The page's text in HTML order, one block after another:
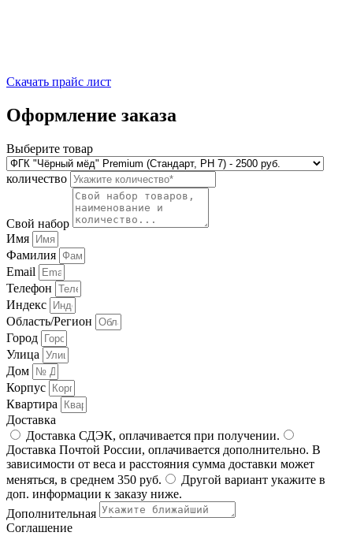
Скачать прайс лист
Оформление заказа
Выберите товар
количество
Свой набор
Имя
Фамилия
Email
Телефон
Индекс
Область/Регион
Город
Улица
Дом
Корпус
Квартира
Доставка
Доставка СДЭК, оплачивается при получении.
Доставка Почтой России, оплачивается дополнительно. В
зависимости от веса и расстояния сумма доставки может
меняться, в среднем 350 руб.
Другой вариант укажите в
доп. информации к заказу ниже.
Дополнительная
Соглашение